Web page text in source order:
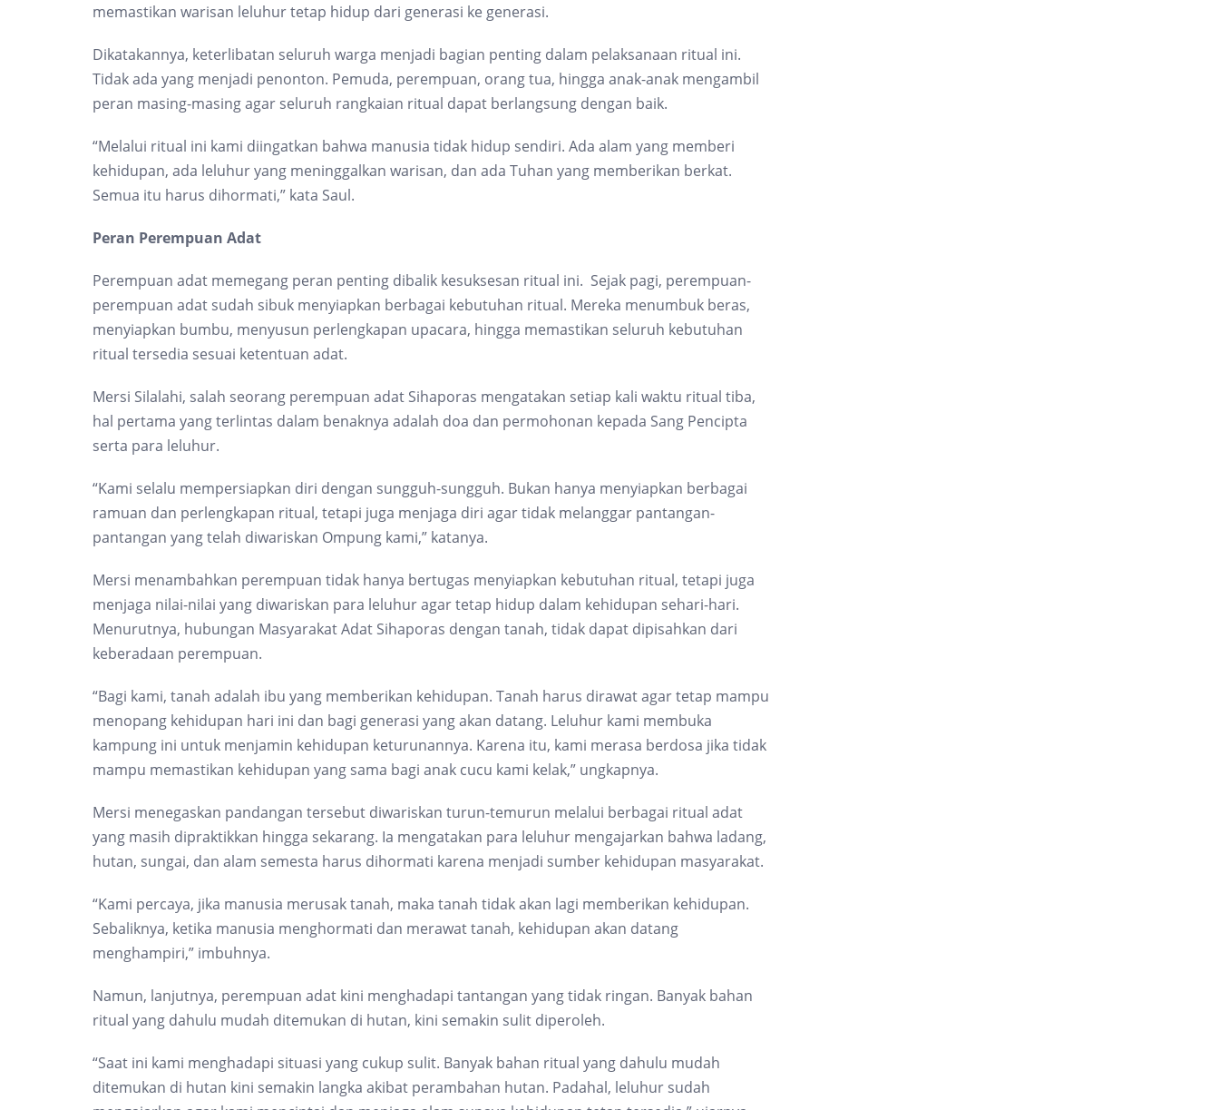
memastikan warisan leluhur tetap hidup dari generasi ke generasi.
Dikatakannya, keterlibatan seluruh warga menjadi bagian penting dalam pelaksanaan ritual ini.
Tidak ada yang menjadi penonton. Pemuda, perempuan, orang tua, hingga anak-anak mengambil
peran masing-masing agar seluruh rangkaian ritual dapat berlangsung dengan baik.
“Melalui ritual ini kami diingatkan bahwa manusia tidak hidup sendiri. Ada alam yang memberi
kehidupan, ada leluhur yang meninggalkan warisan, dan ada Tuhan yang memberikan berkat.
Semua itu harus dihormati,” kata Saul.
Peran Perempuan Adat
Perempuan adat memegang peran penting dibalik kesuksesan ritual ini. Sejak pagi, perempuan-
perempuan adat sudah sibuk menyiapkan berbagai kebutuhan ritual. Mereka menumbuk beras,
menyiapkan bumbu, menyusun perlengkapan upacara, hingga memastikan seluruh kebutuhan
ritual tersedia sesuai ketentuan adat.
Mersi Silalahi, salah seorang perempuan adat Sihaporas mengatakan setiap kali waktu ritual tiba,
hal pertama yang terlintas dalam benaknya adalah doa dan permohonan kepada Sang Pencipta
serta para leluhur.
“Kami selalu mempersiapkan diri dengan sungguh-sungguh. Bukan hanya menyiapkan berbagai
ramuan dan perlengkapan ritual, tetapi juga menjaga diri agar tidak melanggar pantangan-
pantangan yang telah diwariskan Ompung kami,” katanya.
Mersi menambahkan perempuan tidak hanya bertugas menyiapkan kebutuhan ritual, tetapi juga
menjaga nilai-nilai yang diwariskan para leluhur agar tetap hidup dalam kehidupan sehari-hari.
Menurutnya, hubungan Masyarakat Adat Sihaporas dengan tanah, tidak dapat dipisahkan dari
keberadaan perempuan.
“Bagi kami, tanah adalah ibu yang memberikan kehidupan. Tanah harus dirawat agar tetap mampu
menopang kehidupan hari ini dan bagi generasi yang akan datang. Leluhur kami membuka
kampung ini untuk menjamin kehidupan keturunannya. Karena itu, kami merasa berdosa jika tidak
mampu memastikan kehidupan yang sama bagi anak cucu kami kelak,” ungkapnya.
Mersi menegaskan pandangan tersebut diwariskan turun-temurun melalui berbagai ritual adat
yang masih dipraktikkan hingga sekarang. Ia mengatakan para leluhur mengajarkan bahwa ladang,
hutan, sungai, dan alam semesta harus dihormati karena menjadi sumber kehidupan masyarakat.
“Kami percaya, jika manusia merusak tanah, maka tanah tidak akan lagi memberikan kehidupan.
Sebaliknya, ketika manusia menghormati dan merawat tanah, kehidupan akan datang
menghampiri,” imbuhnya.
Namun, lanjutnya, perempuan adat kini menghadapi tantangan yang tidak ringan. Banyak bahan
ritual yang dahulu mudah ditemukan di hutan, kini semakin sulit diperoleh.
“Saat ini kami menghadapi situasi yang cukup sulit. Banyak bahan ritual yang dahulu mudah
ditemukan di hutan kini semakin langka akibat perambahan hutan. Padahal, leluhur sudah